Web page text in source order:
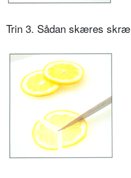
Trin 3. Sådan skæres